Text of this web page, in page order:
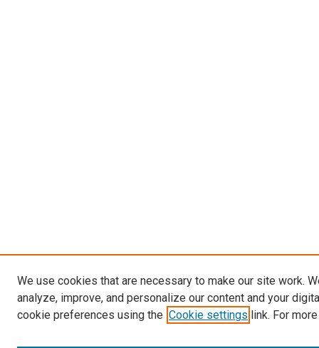
We use cookies that are necessary to make our site work.
analyze, improve, and personalize our content and your
cookie preferences using the Cookie settings link. For